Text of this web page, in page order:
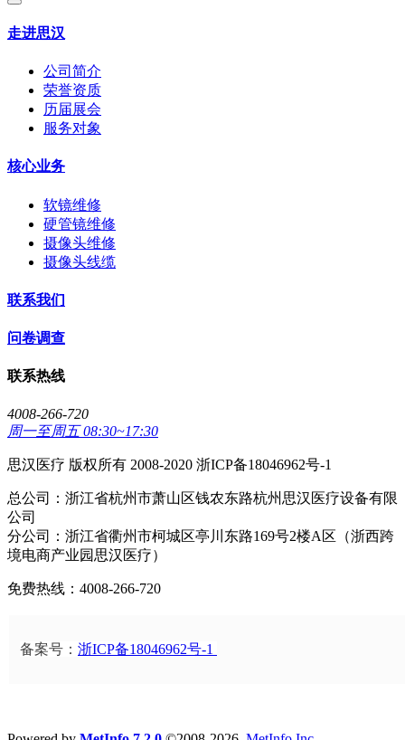
走进思汉
公司简介
荣誉资质
历届展会
服务对象
核心业务
软镜维修
硬管镜维修
摄像头维修
摄像头线缆
联系我们
问卷调查
联系热线
4008-266-720
周一至周五 08:30~17:30
思汉医疗 版权所有 2008-2020 浙ICP备18046962号-1
总公司：浙江省杭州市萧山区钱农东路杭州思汉医疗设备有限
公司
分公司：浙江省衢州市柯城区亭川东路169号2楼A区（浙西跨
境电商产业园思汉医疗）
免费热线：4008-266-720
备案号： 浙ICP备18046962号-1